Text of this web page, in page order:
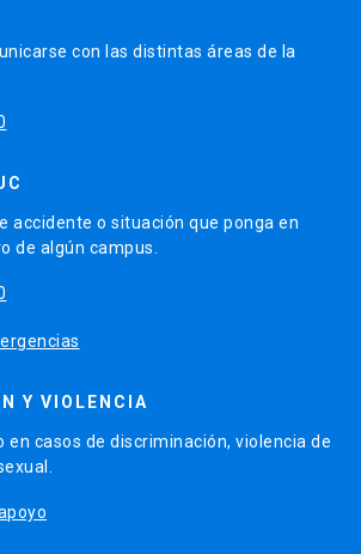
con las distintas áreas de la
accidente o situación que ponga en
de algún campus.
Y VIOLENCIA
en casos de discriminación, violencia de